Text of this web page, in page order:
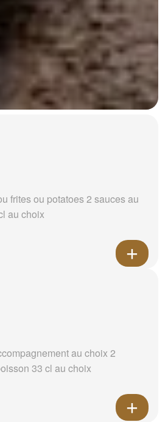
frites ou potatoes 2 sauces au
au choix
au choix 2
33 cl au choix